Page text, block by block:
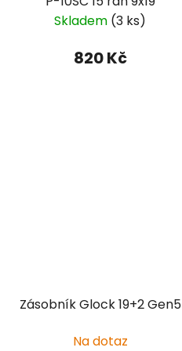
Skladem (3 ks)
820 Kč
Zásobník Glock 19+2 Gen5
Na dotaz